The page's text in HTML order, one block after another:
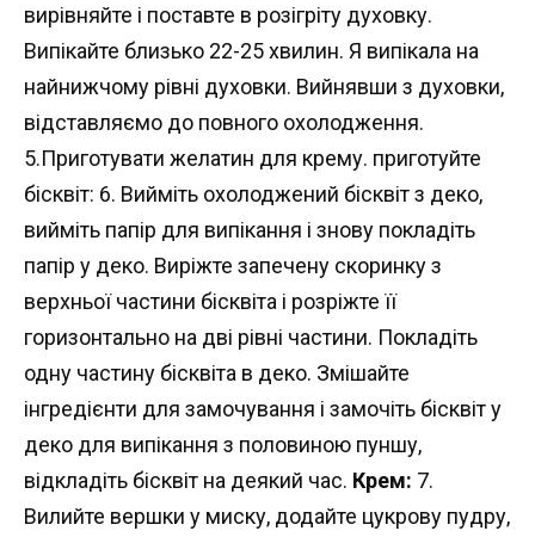
вирівняйте і поставте в розігріту духовку.
Випікайте близько 22-25 хвилин. Я випікала на
найнижчому рівні духовки. Вийнявши з духовки,
відставляємо до повного охолодження.
5.Приготувати желатин для крему. приготуйте
бісквіт: 6. Вийміть охолоджений бісквіт з деко,
вийміть папір для випікання і знову покладіть
папір у деко. Виріжте запечену скоринку з
верхньої частини бісквіта і розріжте її
горизонтально на дві рівні частини. Покладіть
одну частину бісквіта в деко. Змішайте
інгредієнти для замочування і замочіть бісквіт у
деко для випікання з половиною пуншу,
відкладіть бісквіт на деякий час. Крем: 7.
Вилийте вершки у миску, додайте цукрову пудру,